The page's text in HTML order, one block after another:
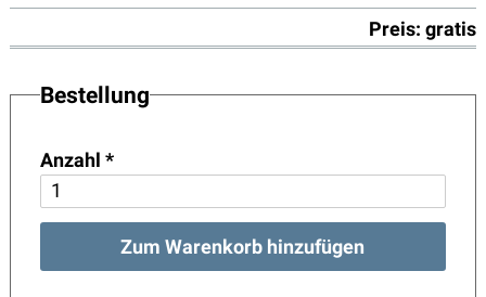
Preis: gratis
Bestellung
Anzahl *
Zum Warenkorb hinzufügen